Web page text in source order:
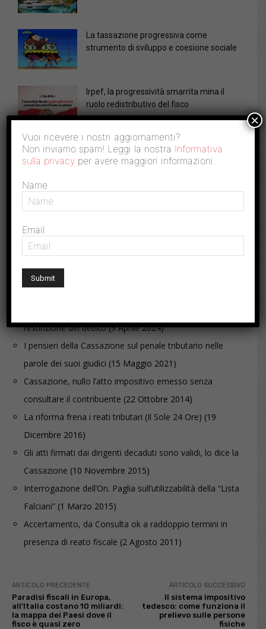
La tassazione progressiva come
strumento di sviluppo e coesione sociale
Irpef, la progressività smarrita mina il
ruolo redistributivo del fisco
ARTICOLI CORRELATI
Sezioni Unite(8 Marzo 2016)
Rassegna stampa del 15 gennaio 2016(15 Gennaio
2016)
l’estinzione del debito(9 Aprile 2024)
I pensieri della Cassazione sul penale tributario nelle
parole dei suoi giudici (15 Maggio 2021)
Cassazione, nullo l’atto impositivo emesso senza
consultare il contribuente (22 Ottobre 2014)
La riforma frena i reati tributari (Il Sole 24 Ore) (19
Dicembre 2016)
Gli atti firmati dai dirigenti decaduti sono validi, lo dice la
Cassazione (10 Novembre 2015)
Interrogazione dell’On. Paglia sull’utilizzabilità della “Lista
Falciani” (1 Marzo 2015)
Accertamento, da Consulta ok a raddoppio termini in
presenza di reato fiscale (2 Agosto 2011)
ARTICOLO PRECEDENTE
Paradisi fiscali in Europa,
all’Italia costano 10 miliardi:
la mappa dei Paesi dove il
fisco è quasi zero
ARTICOLO SUCCESSIVO
Il sistema impositivo
tedesco: come funziona il
prelievo sulle persone
fisiche
Vuoi ricevere i nostri aggiornamenti?
Non inviamo spam! Leggi la nostra Informativa
sulla privacy per avere maggiori informazioni.
Name
Email
×